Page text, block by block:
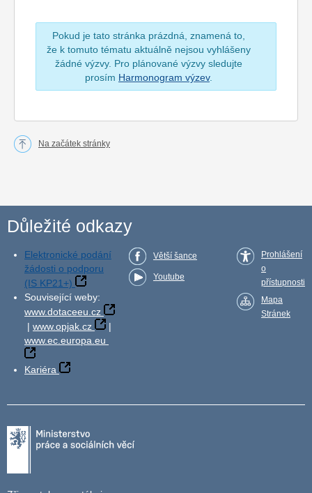
Pokud je tato stránka prázdná, znamená to,
že k tomuto tématu aktuálně nejsou vyhlášeny
žádné výzvy. Pro plánované výzvy sledujte
prosím Harmonogram výzev.
Na začátek stránky
Důležité odkazy
Elektronické podání
žádosti o podporu
(IS KP21+)
Související weby:
www.dotaceeu.cz
| www.opjak.cz
|
www.ec.europa.eu
Kariéra
Větší šance
Youtube
Prohlášení
o
přístupnosti
Mapa
Stránek